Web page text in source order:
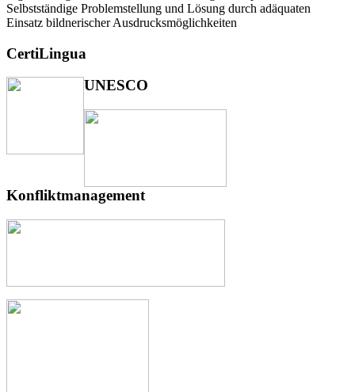
Selbstständige Problemstellung und Lösung durch adäquaten
Einsatz bildnerischer Ausdrucksmöglichkeiten
CertiLingua
UNESCO
Konfliktmanagement